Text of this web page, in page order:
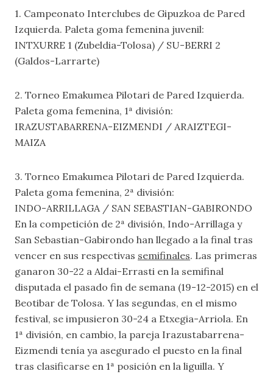
1. Campeonato Interclubes de Gipuzkoa de Pared
Izquierda. Paleta goma femenina juvenil:
INTXURRE 1 (Zubeldia-Tolosa) / SU-BERRI 2
(Galdos-Larrarte)
2. Torneo Emakumea Pilotari de Pared Izquierda.
Paleta goma femenina, 1ª división:
IRAZUSTABARRENA-EIZMENDI / ARAIZTEGI-
MAIZA
3. Torneo Emakumea Pilotari de Pared Izquierda.
Paleta goma femenina, 2ª división:
INDO-ARRILLAGA / SAN SEBASTIAN-GABIRONDO
En la competición de 2ª división, Indo-Arrillaga y
San Sebastian-Gabirondo han llegado a la final tras
vencer en sus respectivas semifinales. Las primeras
ganaron 30-22 a Aldai-Errasti en la semifinal
disputada el pasado fin de semana (19-12-2015) en el
Beotibar de Tolosa. Y las segundas, en el mismo
festival, se impusieron 30-24 a Etxegia-Arriola. En
1ª división, en cambio, la pareja Irazustabarrena-
Eizmendi tenía ya asegurado el puesto en la final
tras clasificarse en 1ª posición en la liguilla. Y